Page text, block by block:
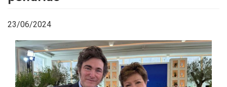
23/06/2024